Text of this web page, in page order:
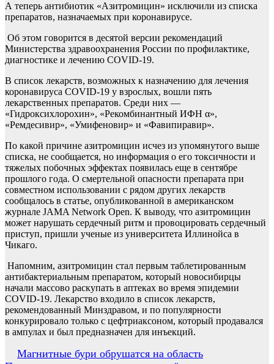
А теперь антибиотик «Азитромицин» исключили из списка
препаратов, назначаемых при коронавирусе.
Об этом говорится в десятой версии рекомендаций
Министерства здравоохранения России по профилактике,
диагностике и лечению COVID-19.
В список лекарств, возможных к назначению для лечения
коронавируса COVID-19 у взрослых, вошли пять
лекарственных препаратов. Среди них —
«Гидроксихлорохин», «Рекомбинантный ИФН α»,
«Ремдесивир», «Умифеновир» и «Фавипиравир».
По какой причине азитромицин исчез из упомянутого выше
списка, не сообщается, но информация о его токсичности и
тяжелых побочных эффектах появилась еще в сентябре
прошлого года. О смертельной опасности препарата при
совместном использовании с рядом других лекарств
сообщалось в статье, опубликованной в американском
журнале JAMA Network Open. К выводу, что азитромицин
может нарушать сердечный ритм и провоцировать сердечный
приступ, пришли ученые из университета Иллинойса в
Чикаго.
Напомним, азитромицин стал первым таблетированным
антибактериальным препаратом, который новосибирцы
начали массово раскупать в аптеках во время эпидемии
COVID-19. Лекарство входило в список лекарств,
рекомендованный Минздравом, и по популярности
конкурировало только с цефтриаксоном, который продавался
в ампулах и был предназначен для инъекций.
Навигация
Магнитные бури обрушатся на область